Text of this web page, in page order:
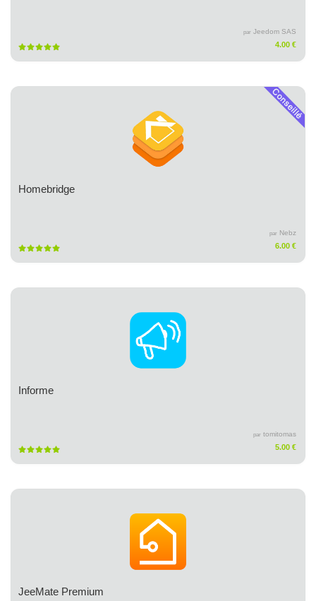
par Jeedom SAS
4.00 €
Homebridge
par Nebz
6.00 €
Informe
par tomitomas
5.00 €
JeeMate Premium